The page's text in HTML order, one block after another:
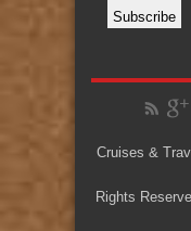
Cruises &
Rights